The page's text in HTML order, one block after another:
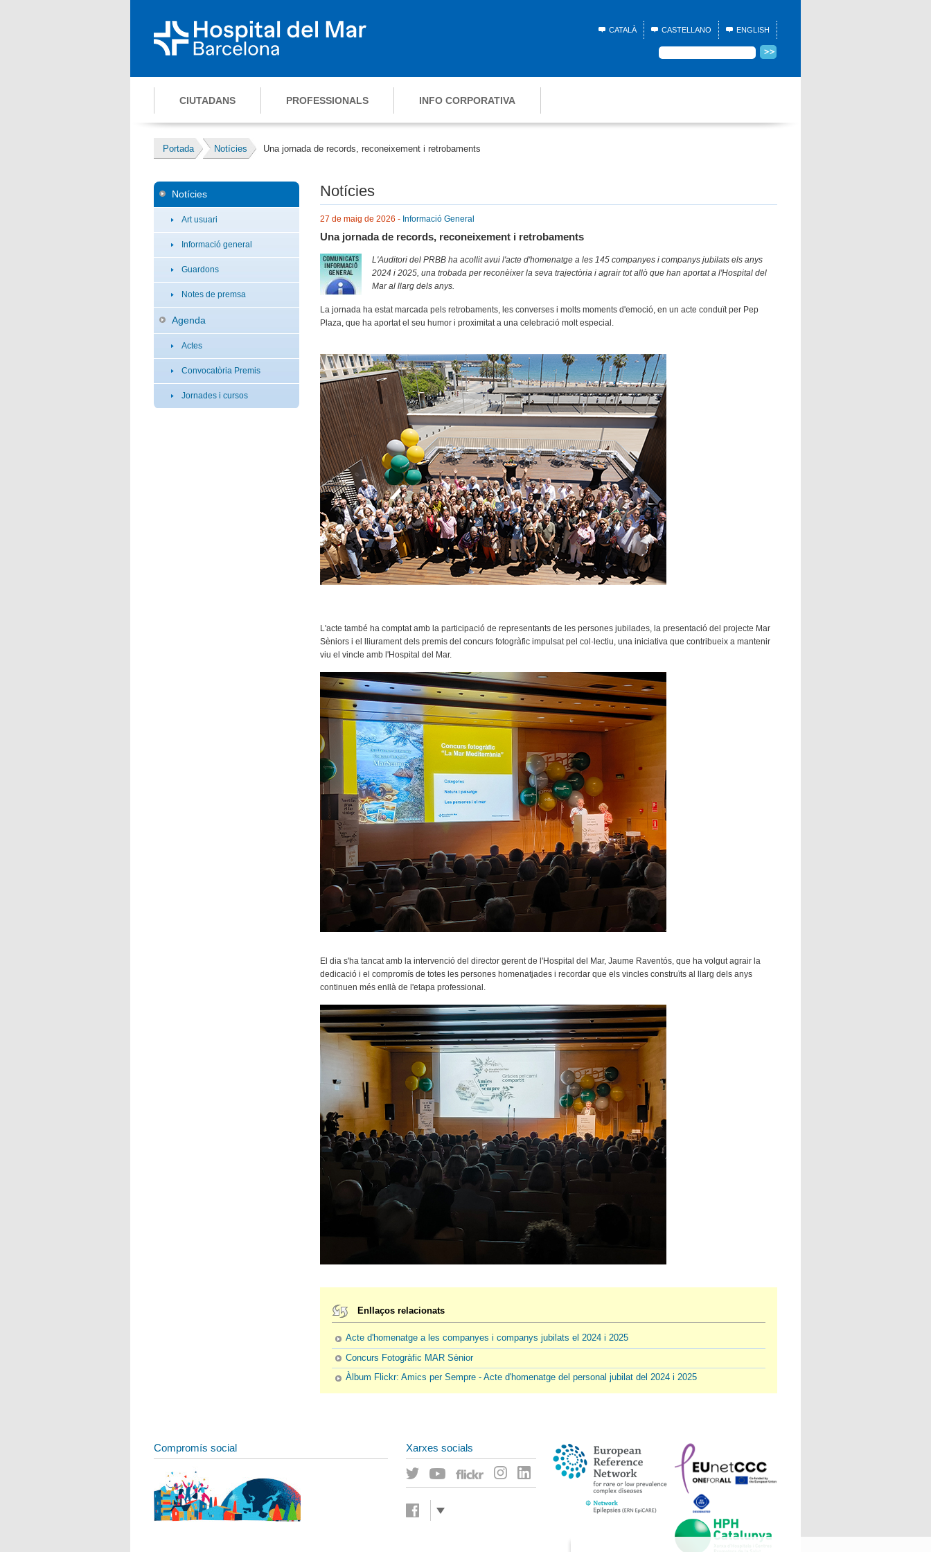
CATALÀ CASTELLANO ENGLISH
CIUTADANS PROFESSIONALS INFO CORPORATIVA
Portada Notícies Una jornada de records, reconeixement i retrobaments
Notícies
Art usuari
Informació general
Guardons
Notes de premsa
Agenda
Actes
Convocatòria Premis
Jornades i cursos
Notícies
27 de maig de 2026 - Informació General
Una jornada de records, reconeixement i retrobaments
L'Auditori del PRBB ha acollit avui l'acte d'homenatge a les 145 companyes i companys jubilats els anys
2024 i 2025, una trobada per reconèixer la seva trajectòria i agrair tot allò que han aportat a l'Hospital del
Mar al llarg dels anys.
La jornada ha estat marcada pels retrobaments, les converses i molts moments d'emoció, en un acte conduït per Pep
Plaza, que ha aportat el seu humor i proximitat a una celebració molt especial.
L'acte també ha comptat amb la participació de representants de les persones jubilades, la presentació del projecte Mar
Sèniors i el lliurament dels premis del concurs fotogràfic impulsat pel col·lectiu, una iniciativa que contribueix a mantenir
viu el vincle amb l'Hospital del Mar.
El dia s'ha tancat amb la intervenció del director gerent de l'Hospital del Mar, Jaume Raventós, que ha volgut agrair la
dedicació i el compromís de totes les persones homenatjades i recordar que els vincles construïts al llarg dels anys
continuen més enllà de l'etapa professional.
Enllaços relacionats
Acte d'homenatge a les companyes i companys jubilats el 2024 i 2025
Concurs Fotogràfic MAR Sènior
Àlbum Flickr: Amics per Sempre - Acte d'homenatge del personal jubilat del 2024 i 2025
Compromís social Xarxes socials